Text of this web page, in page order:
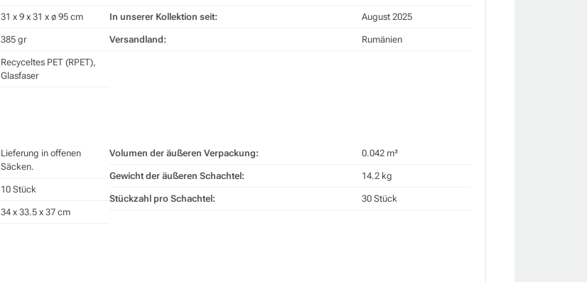
31 x 9 x 31 x ø 95 cm
385 gr
Recyceltes PET (RPET),
Glasfaser
In unserer Kollektion seit: August 2025
Versandland: Rumänien
Lieferung in offenen
Säcken.
10 Stück
34 x 33.5 x 37 cm
Volumen der äußeren Verpackung: 0.042 m³
Gewicht der äußeren Schachtel: 14.2 kg
Stückzahl pro Schachtel: 30 Stück